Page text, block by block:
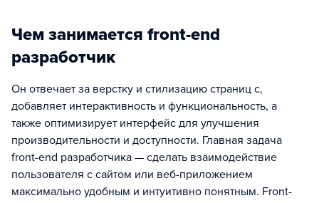
Чем занимается front-end
разработчик
Он отвечает за верстку и стилизацию страниц с,
добавляет интерактивность и функциональность, а
также оптимизирует интерфейс для улучшения
производительности и доступности. Главная задача
front-end разработчика — сделать взаимодействие
пользователя с сайтом или веб-приложением
максимально удобным и интуитивно понятным. Front-